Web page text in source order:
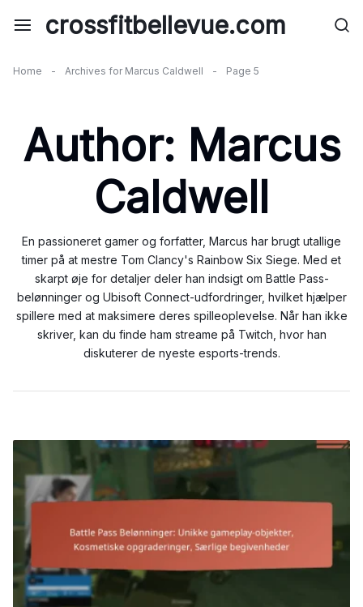
crossfitbellevue.com
Home - Archives for Marcus Caldwell - Page 5
Author: Marcus
Caldwell
En passioneret gamer og forfatter, Marcus har brugt utallige
timer på at mestre Tom Clancy's Rainbow Six Siege. Med et
skarpt øje for detaljer deler han indsigt om Battle Pass-
belønninger og Ubisoft Connect-udfordringer, hvilket hjælper
spillere med at maksimere deres spilleoplevelse. Når han ikke
skriver, kan du finde ham streame på Twitch, hvor han
diskuterer de nyeste esports-trends.